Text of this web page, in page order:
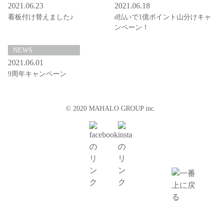
2021.06.23
看板付け替えました♪
2021.06.18
d払いで1億ポイント山分けキャ
ンペーン！
2021.06.01
NEWS
9周年キャンペーン
© 2020 MAHALO GROUP inc.